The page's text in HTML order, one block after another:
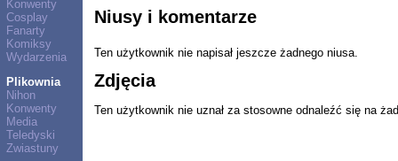
Konwenty
Cosplay
Fanarty
Komiksy
Wydarzenia
Plikownia
Nihon
Konwenty
Media
Teledyski
Zwiastuny
Niusy i komentarze
Ten użytkownik nie napisał jeszcze żadnego niusa.
Zdjęcia
Ten użytkownik nie uznał za stosowne odnaleźć się na